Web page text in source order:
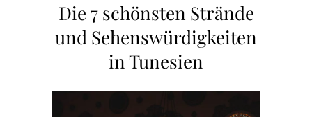
Die 7 schönsten Strände
und Sehenswürdigkeiten
in Tunesien